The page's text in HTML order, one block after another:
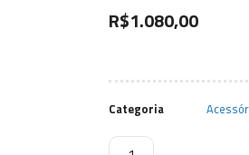
R$1.080,00
Categoria